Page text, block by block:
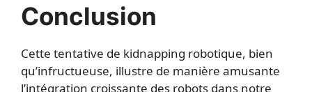
Conclusion
Cette tentative de kidnapping robotique, bien
qu’infructueuse, illustre de manière amusante
l’intégration croissante des robots dans notre